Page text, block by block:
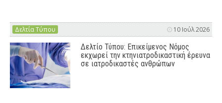
Δελτία Τύπου 10 Ιούλ 2026
Δελτίο Τύπου: Επικείμενος Νόμος
εκχωρεί την κτηνιατροδικαστική έρευνα
σε ιατροδικαστές ανθρώπων